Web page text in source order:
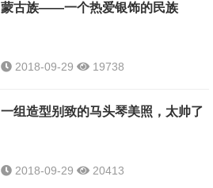
蒙古族——一个热爱银饰的民族
2018-09-29 19738
一组造型别致的马头琴美照，太帅了
2018-09-29 20413